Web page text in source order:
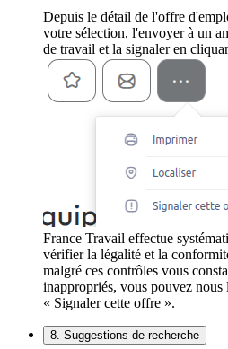
Depuis le détail de l'offre
votre sélection, l'envoyer à un
de travail et la signaler en
France Travail effectue
vérifier la légalité et la
malgré ces contrôles vous
inappropriés, vous pouvez
« Signaler cette offre ».
8. Suggestions de recherche